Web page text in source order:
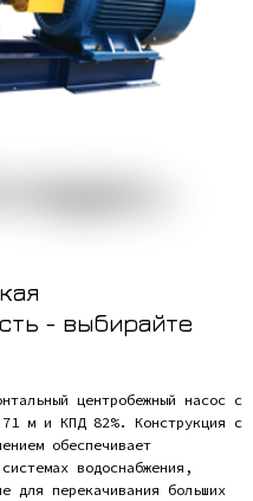
- выбирайте
центробежный насос с
м и КПД 82%. Конструкция с
обеспечивает
водоснабжения,
для перекачивания больших